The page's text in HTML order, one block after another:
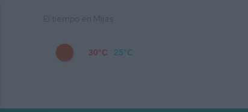
30°C 25°C